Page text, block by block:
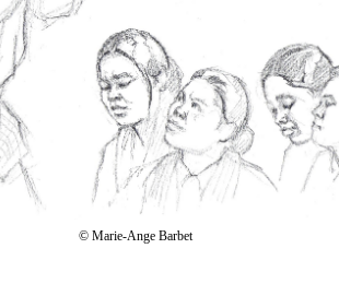
© Marie-Ange Barbet